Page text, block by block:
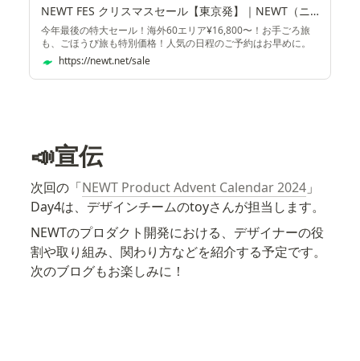
NEWT FES クリスマスセール【東京発】｜NEWT（ニュート）
今年最後の特大セール！海外60エリア¥16,800〜！お手ごろ旅
も、ごほうび旅も特別価格！人気の日程のご予約はお早めに。
オーダーメイド旅行も大特価。海外ツアー・ホテル予約なら
NEWT。
https://newt.net/sale
📣宣伝
次回の「NEWT Product Advent Calendar 2024 」
Day4は、デザインチームのtoyさんが担当します。
NEWTのプロダクト開発における、デザイナーの役
割や取り組み、関わり方などを紹介する予定です。
次のブログもお楽しみに！